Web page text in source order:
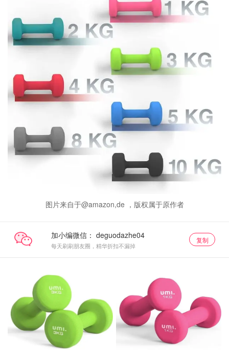
图片来自于@amazon,de ，版权属于原作者
加小编微信：
每天刷刷朋友圈，精华折扣不漏掉
复制